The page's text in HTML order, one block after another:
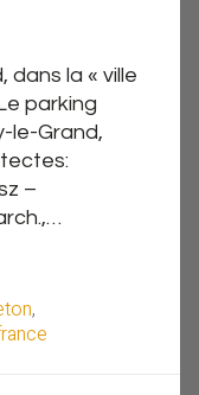
dans la « ville
parking
le-Grand,
–
,